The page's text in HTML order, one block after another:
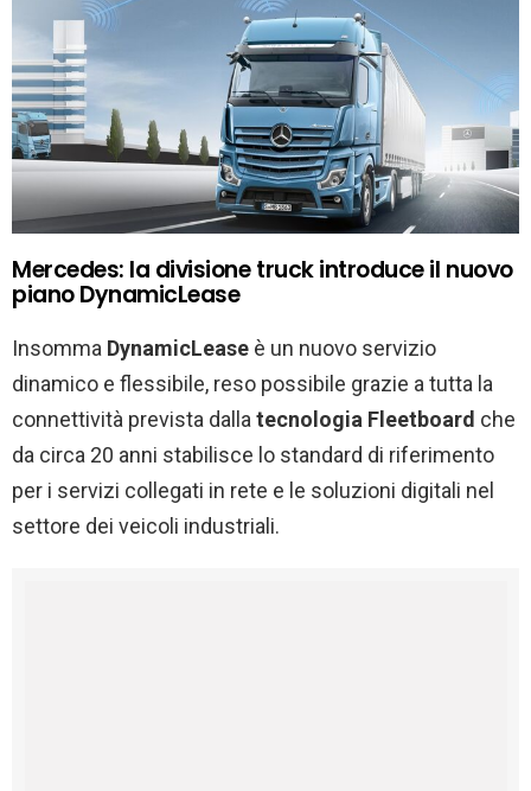
Mercedes: la divisione truck introduce il nuovo
piano DynamicLease
Insomma DynamicLease è un nuovo servizio
dinamico e flessibile, reso possibile grazie a tutta la
connettività prevista dallatecnologia Fleetboard che
da circa 20 anni stabilisce lo standard di riferimento
per i servizi collegati in rete e le soluzioni digitali nel
settore dei veicoli industriali.